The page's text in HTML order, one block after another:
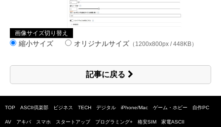
画像サイズ切り替え
縮小サイズ オリジナルサイズ （1200x800px / 448KB）
記事に戻る
TOP ASCII倶楽部 ビジネス TECH デジタル iPhone/Mac ゲーム・ホビー 自作PC
AV アキバ スマホ スタートアップ プログラミング+ 格安SIM 家電ASCII